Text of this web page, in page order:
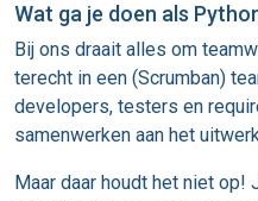
Wat ga je doen als
Bij ons draait alles om
terecht in een (Scrumban)
developers, testers en
samenwerken aan het
Maar daar houdt het niet